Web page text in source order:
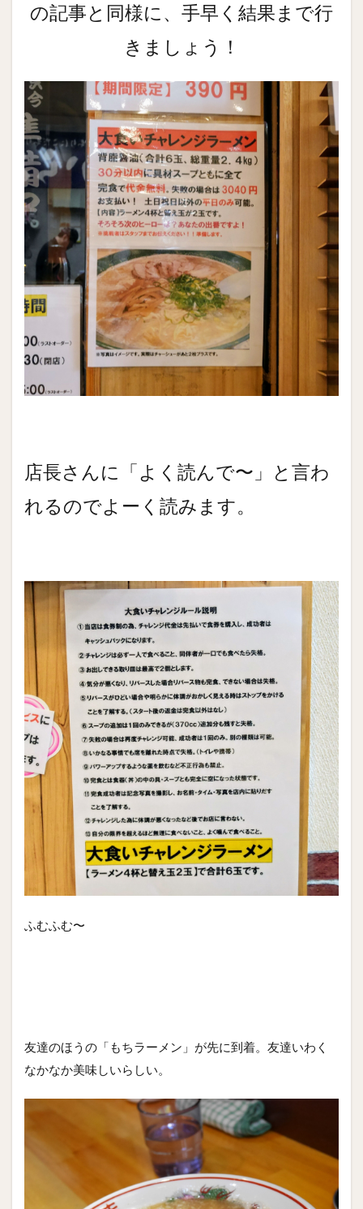
の記事と同様に、手早く結果まで行
きましょう！
店長さんに「よく読んで〜」と言わ
れるのでよーく読みます。
ふむふむ〜
友達のほうの「もちラーメン」が先に到着。友達いわく
なかなか美味しいらしい。